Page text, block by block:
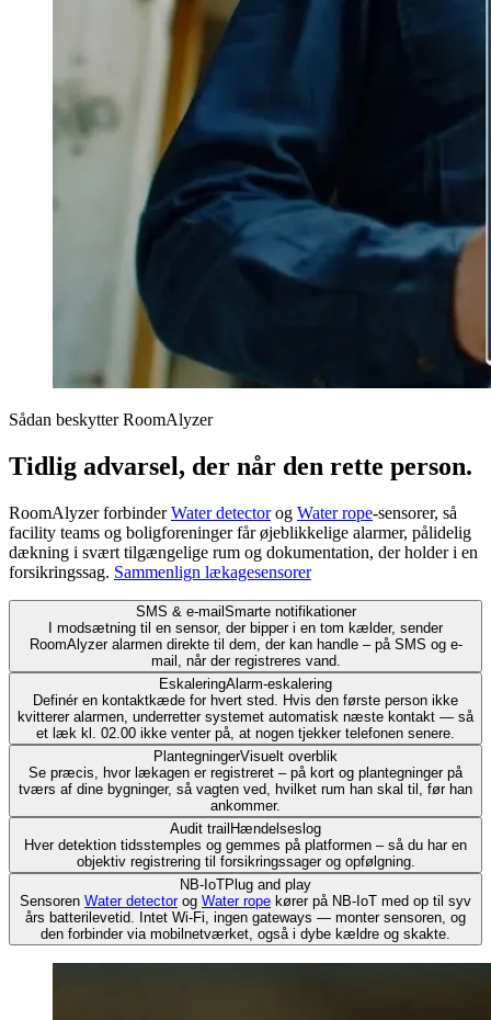
Sådan beskytter RoomAlyzer
Tidlig advarsel, der når den rette person.
RoomAlyzer forbinderWater detectorog Water rope-sensorer, så
facility teams og boligforeninger får øjeblikkelige alarmer, pålidelig
dækning i svært tilgængelige rum og dokumentation, der holder i en
forsikringssag. Sammenlign lækagesensorer
SMS & e-mail Smarte notifikationer
I modsætning til en sensor, der bipper i en tom kælder, sender
RoomAlyzer alarmen direkte til dem, der kan handle – på SMS og e-
mail, når der registreres vand.
EskaleringAlarm-eskalering
Definér en kontaktkæde for hvert sted. Hvis den første person ikke
kvitterer alarmen, underretter systemet automatisk næste kontakt — så
et læk kl. 02.00 ikke venter på, at nogen tjekker telefonen senere.
PlantegningerVisuelt overblik
Se præcis, hvor lækagen er registreret – på kort og plantegninger på
tværs af dine bygninger, så vagten ved, hvilket rum han skal til, før han
ankommer.
Audit trail Hændelseslog
Hver detektion tidsstemples og gemmes på platformen – så du har en
objektiv registrering til forsikringssager og opfølgning.
NB-IoTPlug and play
Sensoren Water detectorog Water rope kører på NB-IoT med op til syv
års batterilevetid. Intet Wi-Fi, ingen gateways — monter sensoren, og
den forbinder via mobilnetværket, også i dybe kældre og skakte.